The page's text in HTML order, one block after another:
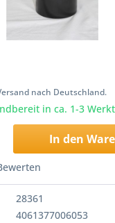
nach Deutschland.
in ca. 1-3
In den
28361
4061377006053